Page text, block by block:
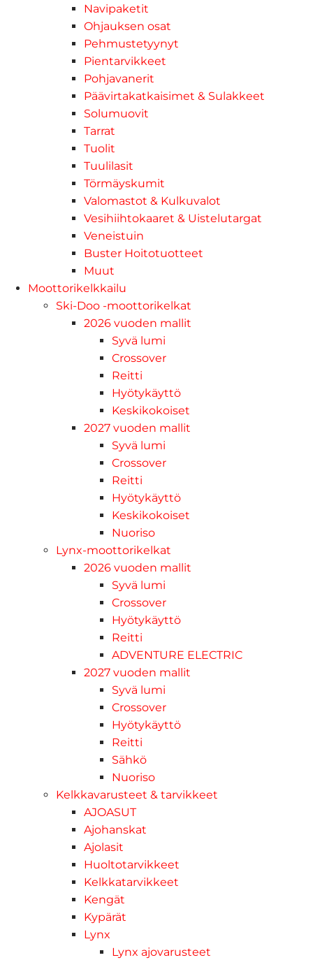
Navipaketit
Ohjauksen osat
Pehmustetyynyt
Pientarvikkeet
Pohjavanerit
Päävirtakatkaisimet & Sulakkeet
Solumuovit
Tarrat
Tuolit
Tuulilasit
Törmäyskumit
Valomastot & Kulkuvalot
Vesihiihtokaaret & Uistelutargat
Veneistuin
Buster Hoitotuotteet
Muut
Moottorikelkkailu
Ski-Doo -moottorikelkat
2026 vuoden mallit
Syvä lumi
Crossover
Reitti
Hyötykäyttö
Keskikokoiset
2027 vuoden mallit
Syvä lumi
Crossover
Reitti
Hyötykäyttö
Keskikokoiset
Nuoriso
Lynx-moottorikelkat
2026 vuoden mallit
Syvä lumi
Crossover
Hyötykäyttö
Reitti
ADVENTURE ELECTRIC
2027 vuoden mallit
Syvä lumi
Crossover
Hyötykäyttö
Reitti
Sähkö
Nuoriso
Kelkkavarusteet & tarvikkeet
AJOASUT
Ajohanskat
Ajolasit
Huoltotarvikkeet
Kelkkatarvikkeet
Kengät
Kypärät
Lynx
Lynx ajovarusteet